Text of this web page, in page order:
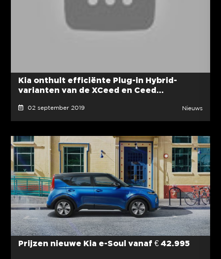
Kia onthult efficiënte Plug-in Hybrid-
varianten van de XCeed en Ceed...
02 september 2019 Nieuws
Prijzen nieuwe Kia e-Soul vanaf € 42.995